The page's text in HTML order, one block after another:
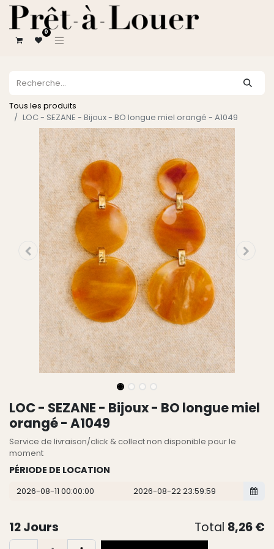
0
Tous les produits
LOC - SEZANE - Bijoux - BO longue miel orangé - A1049
LOC - SEZANE - Bijoux - BO longue miel
orangé - A1049
Service de livraison/click & collect non disponible pour le
moment
PÉRIODE DE LOCATION
12Jours Total 8,26€